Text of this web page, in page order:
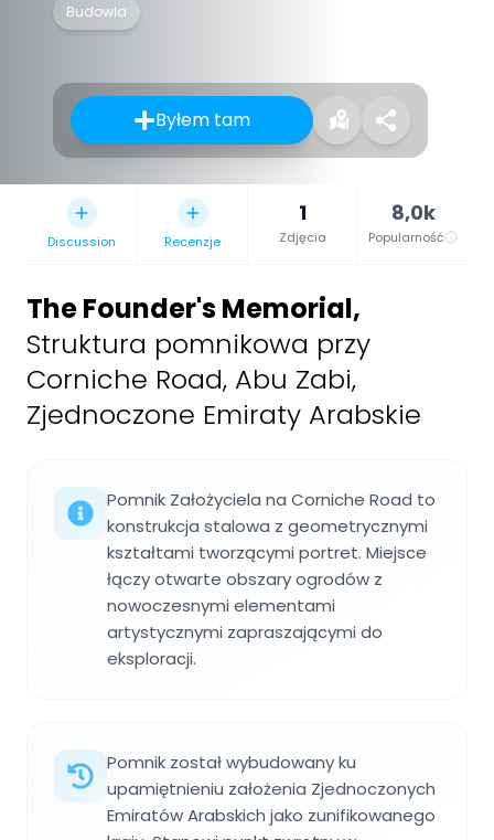
Budowla
Byłem tam
Discussion Recenzje
1
Zdjęcia
8,0k
Popularność
The Founder's Memorial,
Struktura pomnikowa przy
Corniche Road, Abu Zabi,
Zjednoczone Emiraty Arabskie
Pomnik Założyciela na Corniche Road to
konstrukcja stalowa z geometrycznymi
kształtami tworzącymi portret. Miejsce
łączy otwarte obszary ogrodów z
nowoczesnymi elementami
artystycznymi zapraszającymi do
eksploracji.
Pomnik został wybudowany ku
upamiętnieniu założenia Zjednoczonych
Emiratów Arabskich jako zunifikowanego